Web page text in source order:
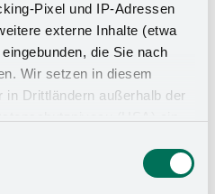
Pixel und IP-Adressen
externe Inhalte (etwa
die Sie nach
Wir setzen in diesem
in Drittländern außerhalb der
zugreifen,